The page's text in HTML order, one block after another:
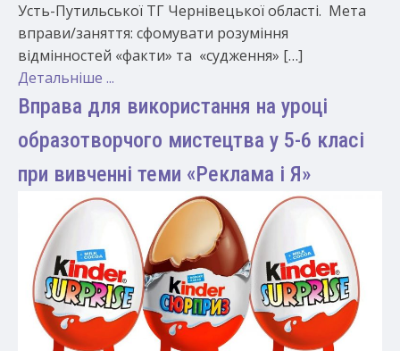
Усть-Путильської ТГ Чернівецької області. Мета
вправи/заняття: сфомувати розуміння
відмінностей «факти» та «судження» […]
Детальніше ...
Вправа для використання на уроці
образотворчого мистецтва у 5-6 класі
при вивченні теми «Реклама і Я»